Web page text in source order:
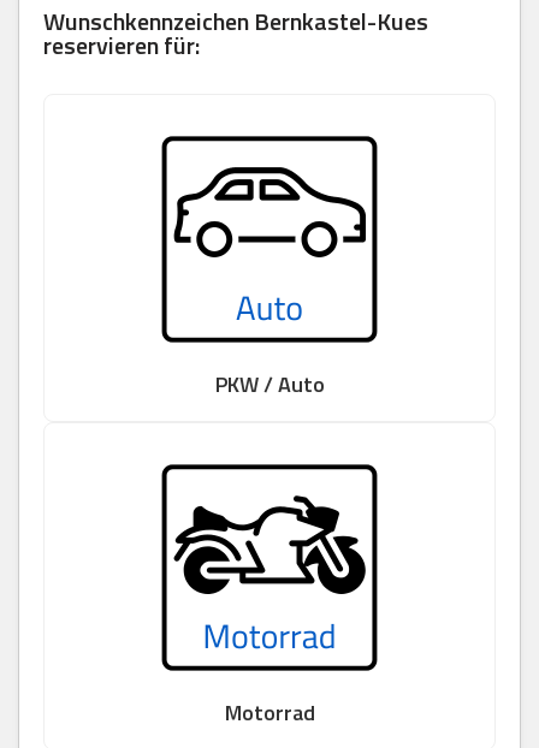
WunschkennzeichenBernkastel-Kues
reservieren für:
PKW / Auto
Motorrad